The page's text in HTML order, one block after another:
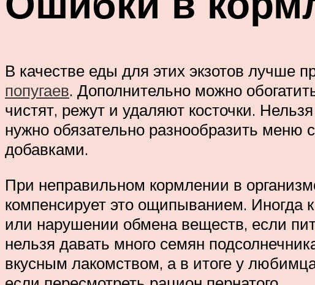
В качестве еды для этих экзотов лучше
попугаев. Дополнительно можно
чистят, режут и удаляют косточки.
нужно обязательно разнообразить
добавками.
При неправильном кормлении в
компенсирует это ощипыванием. Иногда
или нарушении обмена веществ, если
нельзя давать много семян
вкусным лакомством, а в итоге у